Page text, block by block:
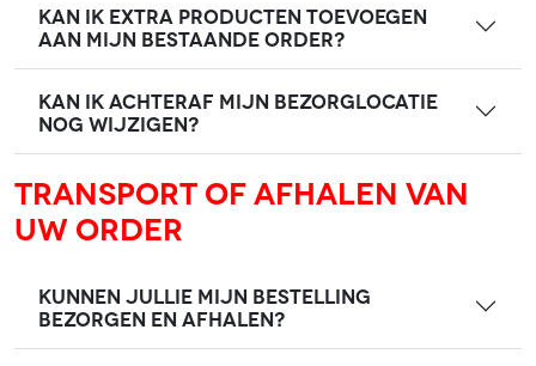
Kan ik extra producten toevoegen
aan mijn bestaande order?
Kan ik achteraf mijn bezorglocatie
nog wijzigen?
Transport of afhalen van
uw order
Kunnen jullie mijn bestelling
bezorgen en afhalen?